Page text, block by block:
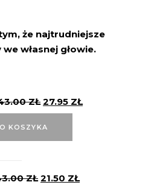
że najtrudniejsze
własnej głowie.
ZŁ 27.95 ZŁ
KOSZYKA
ZŁ 21.50 ZŁ